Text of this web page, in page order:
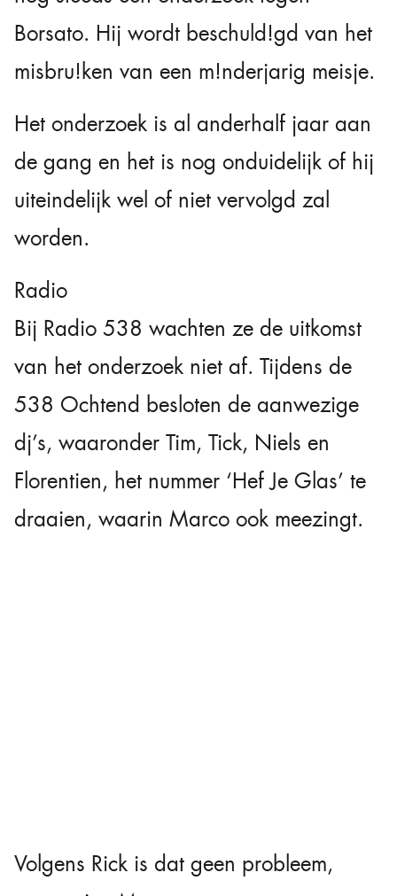
Borsato. Hij wordt beschuld!gd van het
misbru!ken van een m!nderjarig meisje.
Het onderzoek is al anderhalf jaar aan
de gang en het is nog onduidelijk of hij
uiteindelijk wel of niet vervolgd zal
worden.
Radio
Bij Radio 538 wachten ze de uitkomst
van het onderzoek niet af. Tijdens de
538 Ochtend besloten de aanwezige
dj’s, waaronder Tim, Tick, Niels en
Florentien, het nummer ‘Hef Je Glas’ te
draaien, waarin Marco ook meezingt.
Volgens Rick is dat geen probleem,